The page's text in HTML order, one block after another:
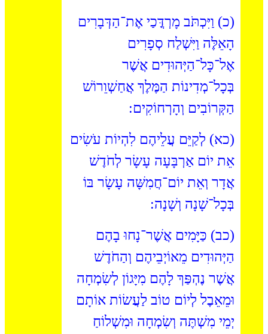
(כ) וַיִּכְתֹּב מָרְדֳּכַי אֶת־הַדְּבָרִים
הָאֵלֶּה וַיִּשְׁלַח סְפָרִים
אֶל־כָּל־הַיְּהוּדִים אֲשֶׁר
בְּכָל־מְדִינוֹת הַמֶּלֶךְ אֲחַשְׁוֵרוֹשׁ
הַקְּרוֹבִים וְהָרְחוֹקִים:
(כא) לְקַיֵּם עֲלֵיהֶם לִהְיוֹת עֹשִׂים
אֵת יוֹם אַרְבָּעָה עָשָׂר לְחֹדֶשׁ
אֲדָר וְאֵת יוֹם־חֲמִשָּׁה עָשָׂר בּוֹ
בְּכָל־שָׁנָה וְשָׁנָה:
(כב) כַּיָּמִים אֲשֶׁר־נָחוּ בָהֶם
הַיְּהוּדִים מֵאוֹיְבֵיהֶם וְהַחֹדֶשׁ
אֲשֶׁר נֶהְפַּךְ לָהֶם מִיָּגוֹן לְשִׂמְחָה
וּמֵאֵבֶל לְיוֹם טוֹב לַעֲשׂוֹת אוֹתָם
יְמֵי מִשְׁתֶּה וְשִׂמְחָה וּמִשְׁלוֹחַ